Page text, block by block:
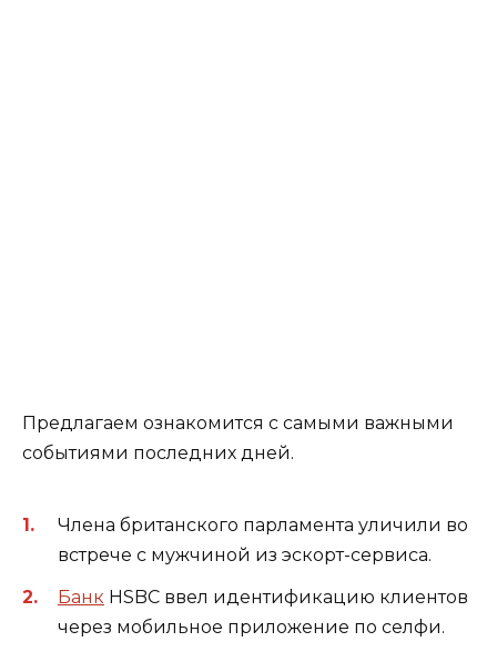
Предлагаем ознакомится с самыми важными
событиями последних дней.
Члена британского парламента уличили во
встрече с мужчиной из эскорт-сервиса.
Банк HSBC ввел идентификацию клиентов
через мобильное приложение по селфи.